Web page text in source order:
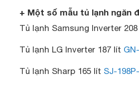
+ Một số mẫu tủ lạnh ngăn
Tủ lạnh Samsung Inverter
Tủ lạnh LG Inverter 187 lít
Tủ lạnh Sharp 165 lít SJ-